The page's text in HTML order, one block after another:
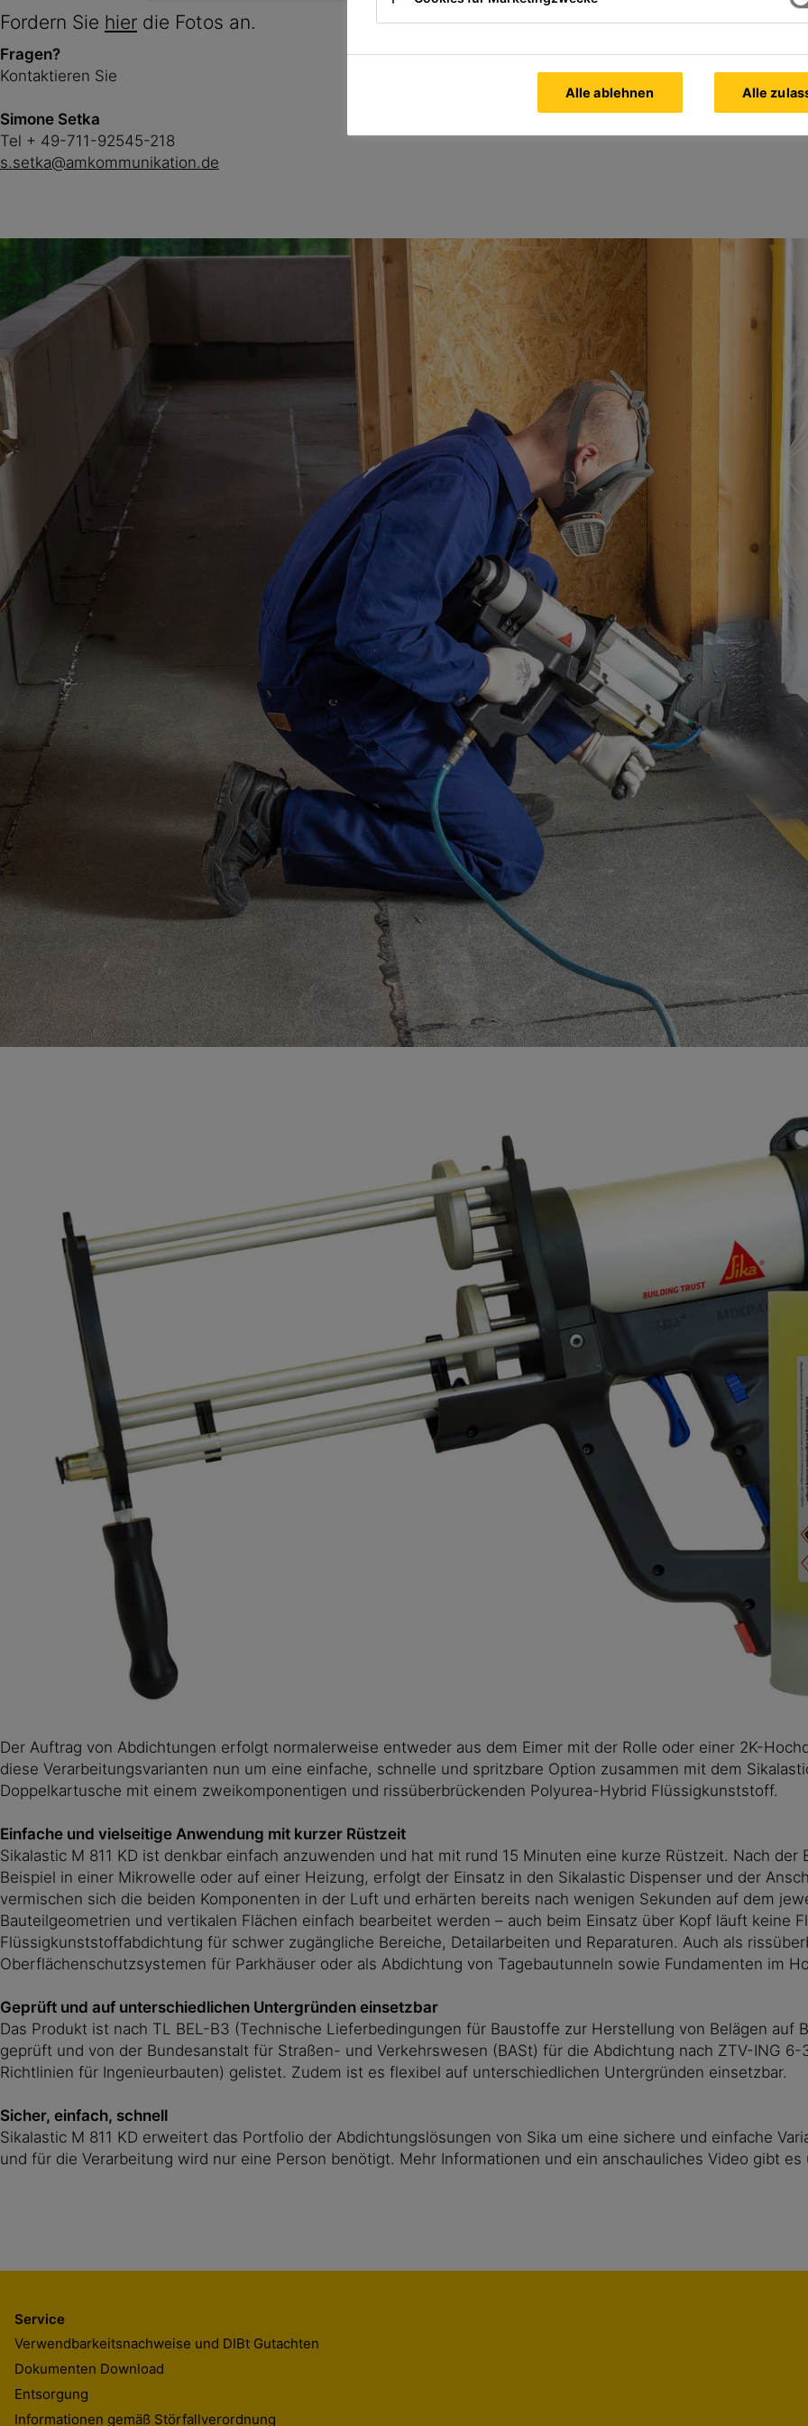
Fordern Sie hier die Fotos an.
Fragen?
Kontaktieren Sie
Simone Setka
Tel + 49-711-92545-218
s.setka@amkommunikation.de
Der Auftrag von Abdichtungen erfolgt normalerweise entweder aus dem Eimer mit der Rolle oder einer 2K-
diese Verarbeitungsvarianten nun um eine einfache, schnelle und spritzbare Option zusammen mit dem
Doppelkartusche mit einem zweikomponentigen und rissüberbrückenden Polyurea-Hybrid Flüssigkunststoff.
Einfache und vielseitige Anwendung mit kurzer Rüstzeit
Sikalastic M 811 KD ist denkbar einfach anzuwenden und hat mit rund 15 Minuten eine kurze Rüstzeit. Nach
Beispiel in einer Mikrowelle oder auf einer Heizung, erfolgt der Einsatz in den Sikalastic Dispenser und der
vermischen sich die beiden Komponenten in der Luft und erhärten bereits nach wenigen Sekunden auf dem
Bauteilgeometrien und vertikalen Flächen einfach bearbeitet werden – auch beim Einsatz über Kopf läuft keine
Flüssigkunststoffabdichtung für schwer zugängliche Bereiche, Detailarbeiten und Reparaturen. Auch als
Oberflächenschutzsystemen für Parkhäuser oder als Abdichtung von Tagebautunneln sowie Fundamenten im
Geprüft und auf unterschiedlichen Untergründen einsetzbar
Das Produkt ist nach TL BEL-B3 (Technische Lieferbedingungen für Baustoffe zur Herstellung von Belägen
geprüft und von der Bundesanstalt für Straßen- und Verkehrswesen (BASt) für die Abdichtung nach ZTV-ING
Richtlinien für Ingenieurbauten) gelistet. Zudem ist es flexibel auf unterschiedlichen Untergründen einsetzbar.
Sicher, einfach, schnell
Sikalastic M 811 KD erweitert das Portfolio der Abdichtungslösungen von Sika um eine sichere und einfache
und für die Verarbeitung wird nur eine Person benötigt. Mehr Informationen und ein anschauliches Video gibt
Service
Verwendbarkeitsnachweise und DIBt Gutachten
Dokumenten Download
Entsorgung
Informationen gemäß Störfallverordnung
Alle ablehnen Alle